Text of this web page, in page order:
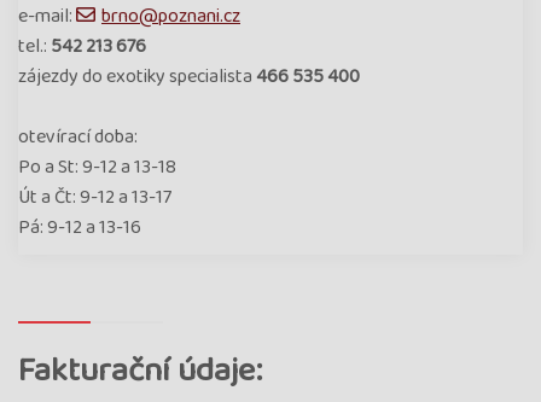
e-mail:
brno@poznani.cz
tel.: 542 213 676
zájezdy do exotiky specialista 466 535 400
otevírací doba:
Po a St: 9-12 a 13-18
Út a Čt: 9-12 a 13-17
Pá: 9-12 a 13-16
Fakturační údaje: